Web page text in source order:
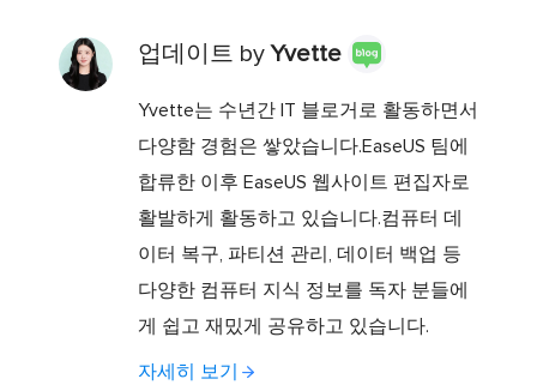
업데이트 byYvette
Yvette는 수년간 IT 블로거로 활동하면서
다양함 경험은 쌓았습니다.EaseUS 팀에
합류한 이후 EaseUS 웹사이트 편집자로
활발하게 활동하고 있습니다.컴퓨터 데
이터 복구, 파티션 관리, 데이터 백업 등
다양한 컴퓨터 지식 정보를 독자 분들에
게 쉽고 재밌게 공유하고 있습니다.
자세히 보기